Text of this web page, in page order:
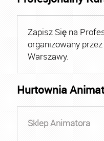
Zapisz Się na
organizowany
Warszawy.
Hurtownia
Sklep Animatora